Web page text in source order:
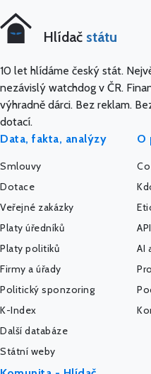
Hlídač státu
10 let hlídáme český stát.
nezávislý watchdog v ČR.
výhradně dárci. Bez reklam.
dotací.
Data, fakta, analýzy
Smlouvy
Dotace
Veřejné zakázky
Platy úředníků
Platy politiků
Firmy a úřady
Politický sponzoring
K-Index
Další databáze
Státní weby
O
AI